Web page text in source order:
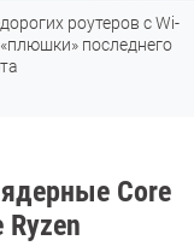
которые
работают в России
Core